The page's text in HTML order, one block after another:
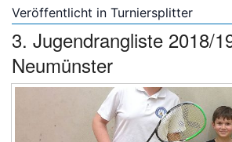
Veröffentlicht in Turniersplitter
3. Jugendrangliste 2018/
Neumünster